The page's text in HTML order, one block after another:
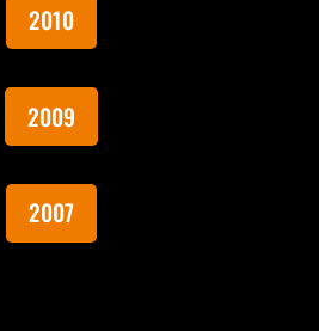
2010
2009
2007